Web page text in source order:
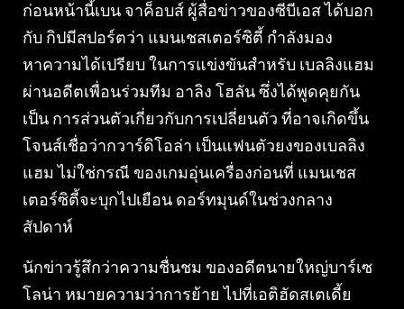
ก่อนหน้านี้เบน จาค็อบส์ ผู้สื่อข่าวของซีบีเอส ได้บอก
กับ กิปมีสปอร์ตว่า แมนเชสเตอร์ซิตี้ กําลังมอง
หาความได้เปรียบ ในการแข่งขันสําหรับ เบลลิงแฮม
ผ่านอดีตเพื่อนร่วมทีม อาลิง โฮลัน ซึ่งได้พูดคุยกัน
เป็น การส่วนตัวเกี่ยวกับการเปลี่ยนตัว ที่อาจเกิดขึ้น
โจนส์เชื่อว่ากวาร์ดิโอล่า เป็นแฟนตัวยงของเบลลิง
แฮม ไม่ใช่กรณี ของเกมอุ่นเครื่องก่อนที่ แมนเชส
เตอร์ซิตี้จะบุกไปเยือน ดอร์ทมุนด์ในช่วงกลาง
สัปดาห์
นักข่าวรู้สึกว่าความชื่นชม ของอดีตนายใหญ่บาร์เซ
โลน่า หมายความว่าการย้าย ไปที่เอติฮัดสเตเดี้ย